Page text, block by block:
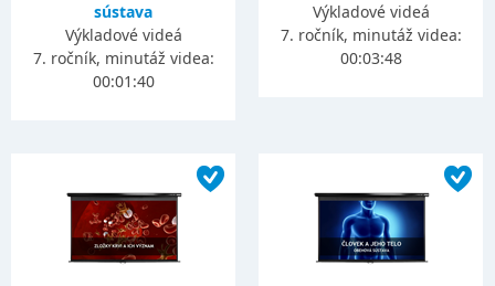
sústava
Výkladové videá
7. ročník, minutáž videa:
00:01:40
Výkladové videá
7. ročník, minutáž videa:
00:03:48